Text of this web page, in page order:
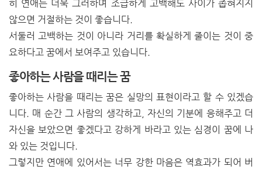
히 연애는 더욱 그러하며 조급하게 고백해도 사이가 좁혀지지
않으면 거절하는 것이 좋습니다.
서둘러 고백하는 것이 아니라 거리를 확실하게 줄이는 것이 중
요하다고 꿈에서 보여주고 있습니다.
좋아하는 사람을 때리는 꿈
좋아하는 사람을 때리는 꿈은 실망의 표현이라고 할 수 있겠습
니다. 매 순간 그 사람의 생각하고, 자신의 기분에 응해주고 더
자신을 보았으면 좋겠다고 강하게 바라고 있는 심경이 꿈에 나
와 있는 것입니다.
그렇지만 연애에 있어서는 너무 강한 마음은 역효과가 되어 버